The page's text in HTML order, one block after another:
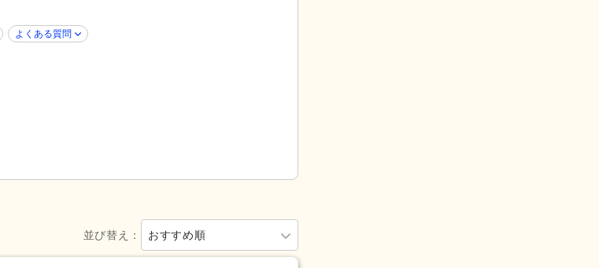
日曜休み(2)
育休あり (15)
よくある質問
並び替え： おすすめ順